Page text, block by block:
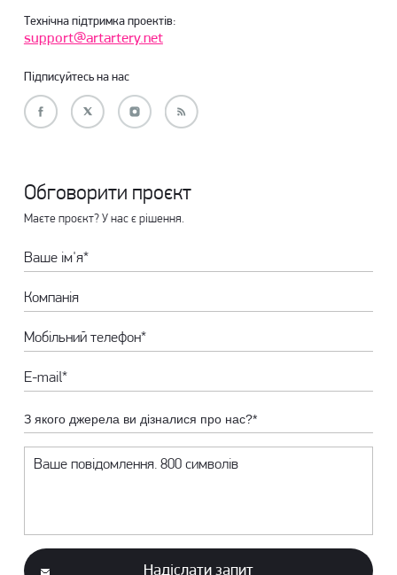
Технічна підтримка проектів:
support@artartery.net
Підписуйтесь на нас
Обговорити проєкт
Маєте проєкт? У нас є рішення.
З якого джерела ви дізналися про нас?*
Надіслати запит